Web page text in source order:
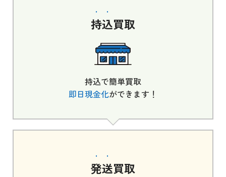
持込買取
持込で簡単買取
即日現金化ができます！
発送買取